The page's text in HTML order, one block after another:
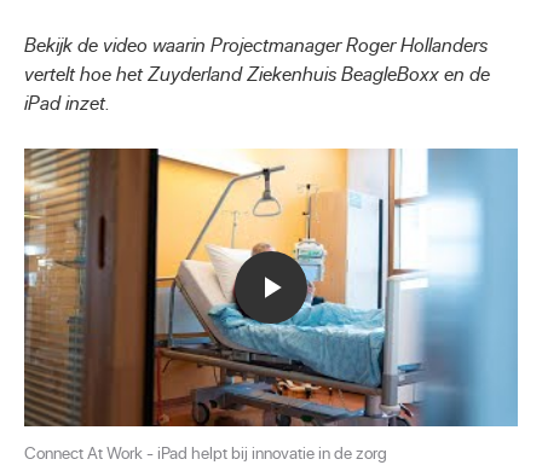
Bekijk de video waarin Projectmanager Roger Hollanders
vertelt hoe het Zuyderland Ziekenhuis BeagleBoxx en de
iPad inzet.
Connect At Work - iPad helpt bij innovatie in de zorg